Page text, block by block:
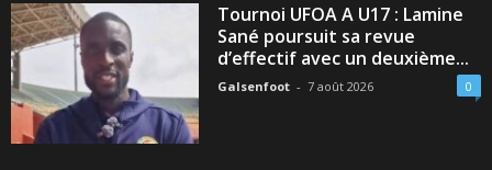
Tournoi UFOA A U17 : Lamine
Sané poursuit sa revue
d’effectif avec un deuxième...
Galsenfoot - 7 août 2026 0